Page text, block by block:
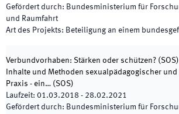
Gefördert durch: Bundesministerium für
und Raumfahrt
Art des Projekts: Beteiligung an einem
Verbundvorhaben: Stärken oder schützen?
Inhalte und Methoden sexualpädagogischer
Praxis - ein… (SOS)
Laufzeit: 01.03.2018 - 28.02.2021
Gefördert durch: Bundesministerium für